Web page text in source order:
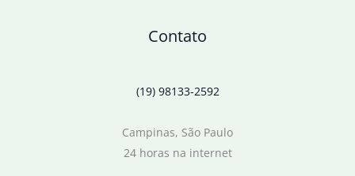
Contato
(19) 98133-2592
Campinas, São Paulo
24 horas na internet